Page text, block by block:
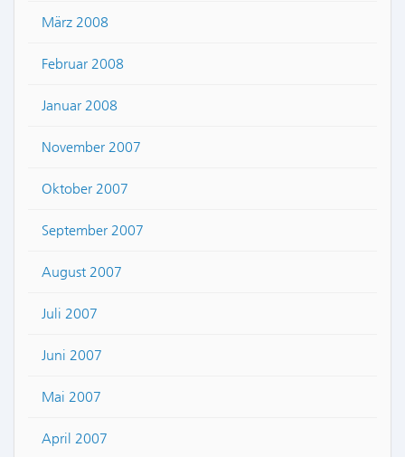
März 2008
Februar 2008
Januar 2008
November 2007
Oktober 2007
September 2007
August 2007
Juli 2007
Juni 2007
Mai 2007
April 2007